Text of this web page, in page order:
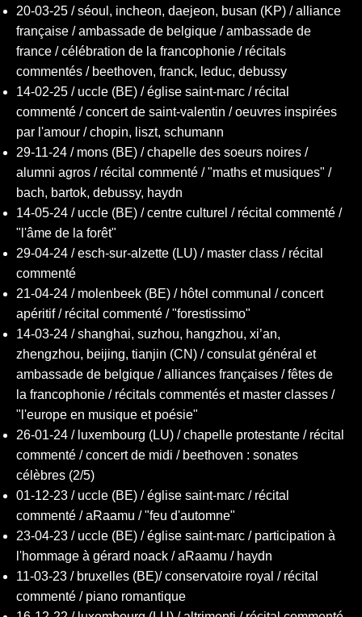
20-03-25 / séoul, incheon, daejeon, busan (KP) / alliance
française / ambassade de belgique / ambassade de
france / célébration de la francophonie / récitals
commentés / beethoven, franck, leduc, debussy
14-02-25 / uccle (BE) / église saint-marc / récital
commenté / concert de saint-valentin / oeuvres inspirées
par l'amour / chopin, liszt, schumann
29-11-24 / mons (BE) / chapelle des soeurs noires /
alumni agros / récital commenté / "maths et musiques" /
bach, bartok, debussy, haydn
14-05-24 / uccle (BE) / centre culturel / récital commenté /
"l'âme de la forêt"
29-04-24 / esch-sur-alzette (LU) / master class / récital
commenté
21-04-24 / molenbeek (BE) / hôtel communal / concert
apéritif / récital commenté / "forestissimo"
14-03-24 / shanghai, suzhou, hangzhou, xi’an,
zhengzhou, beijing, tianjin (CN) / consulat général et
ambassade de belgique / alliances françaises / fêtes de
la francophonie / récitals commentés et master classes /
"l'europe en musique et poésie"
26-01-24 / luxembourg (LU) / chapelle protestante / récital
commenté / concert de midi / beethoven : sonates
célèbres (2/5)
01-12-23 / uccle (BE) / église saint-marc / récital
commenté / aRaamu / "feu d'automne"
23-04-23 / uccle (BE) / église saint-marc / participation à
l'hommage à gérard noack / aRaamu / haydn
11-03-23 / bruxelles (BE)/ conservatoire royal / récital
commenté / piano romantique